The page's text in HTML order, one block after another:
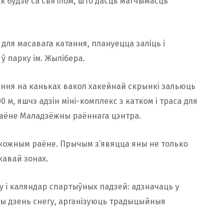
масавага катання, плануецца заліць і
парку ім. Жылібера.
на каньках вакол хакейнай скрынкі зальюць
яшчэ адзін міні-комплекс з катком і траса для
Маладзёжны раённага цэнтра.
раёне. Прычым з’явяцца яны не только
зонах.
і каляндар спартыўных падзей: адзначаць у
дзень снегу, арганізуюць традыцыйныя